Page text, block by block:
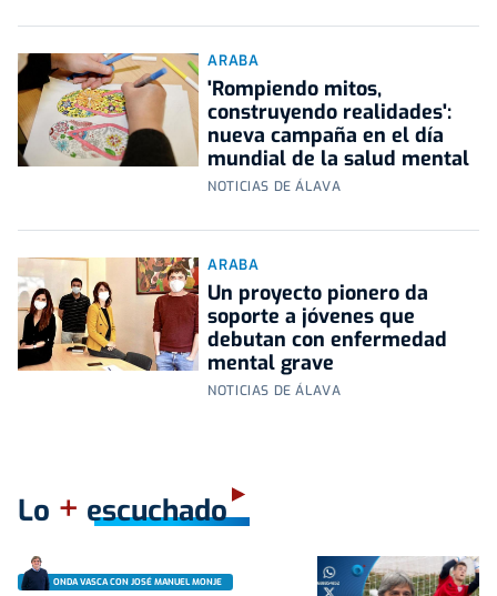
ARABA
'Rompiendo mitos,
construyendo realidades':
nueva campaña en el día
mundial de la salud mental
NOTICIAS DE ÁLAVA
ARABA
Un proyecto pionero da
soporte a jóvenes que
debutan con enfermedad
mental grave
NOTICIAS DE ÁLAVA
Lo + escuchado
ONDA VASCA CON JOSÉ MANUEL MONJE